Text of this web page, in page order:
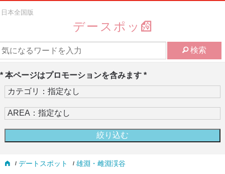
日本全国版
デースポッ
検索
* 本ページはプロモーションを含みます *
デートスポット 雄淵・雌淵渓谷